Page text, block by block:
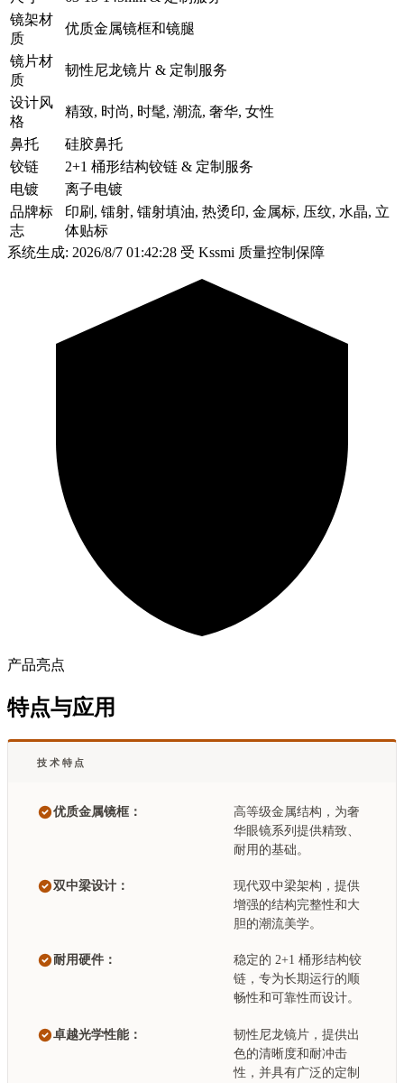
镜架材
质
优质金属镜框和镜腿
镜片材
质
韧性尼龙镜片 & 定制服务
设计风
格
精致, 时尚, 时髦, 潮流, 奢华, 女性
鼻托
硅胶鼻托
铰链
2+1 桶形结构铰链 & 定制服务
电镀
离子电镀
品牌标
志
印刷, 镭射, 镭射填油, 热烫印, 金属标, 压纹, 水晶, 立
体贴标
系统生成: 2026/8/7 01:42:28 受 Kssmi 质量控制保障
产品亮点
特点与应用
技术特点
优质金属镜框：
高等级金属结构，为奢
华眼镜系列提供精致、
耐用的基础。
双中梁设计：
现代双中梁架构，提供
增强的结构完整性和大
胆的潮流美学。
耐用硬件：
稳定的 2+1 桶形结构铰
链，专为长期运行的顺
畅性和可靠性而设计。
卓越光学性能：
韧性尼龙镜片，提供出
色的清晰度和耐冲击
性，并具有广泛的定制